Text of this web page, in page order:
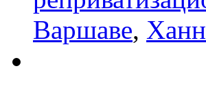
Варшаве,